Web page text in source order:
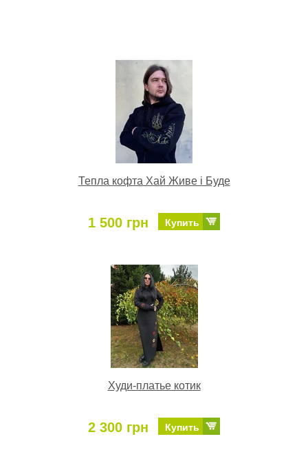
Тепла кофта Хай Живе і Буде
1 500 грн Купить
Худи-платье котик
2 300 грн Купить